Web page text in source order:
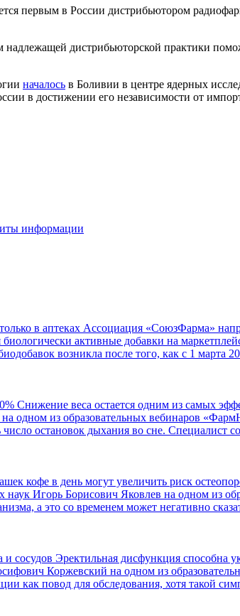
первым в России дистрибьютором
дистрибьюторской практики
началось в Боливии в центре ядерных
в достижении его независимости от
информации
в аптеках Ассоциация «СоюзФарма»
активные добавки на
возникла после того, как с 1 марта
Снижение веса остается одним из самых
одном из образовательных вебинаров
остановок дыхания во сне.
кофе в день могут увеличить риск
наук Игорь Борисович Яковлев на одном из
а это со временем может негативно
и сосудов Эректильная дисфункция способна
Коржевский на одном из
как повод для обследования, хотя такой